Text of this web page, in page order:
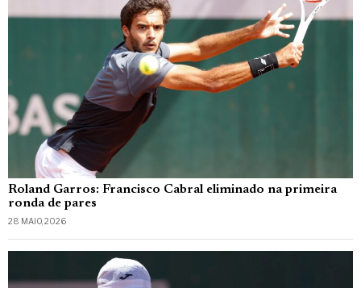
Roland Garros: Francisco Cabral eliminado na primeira
ronda de pares
28 MAIO, 2026